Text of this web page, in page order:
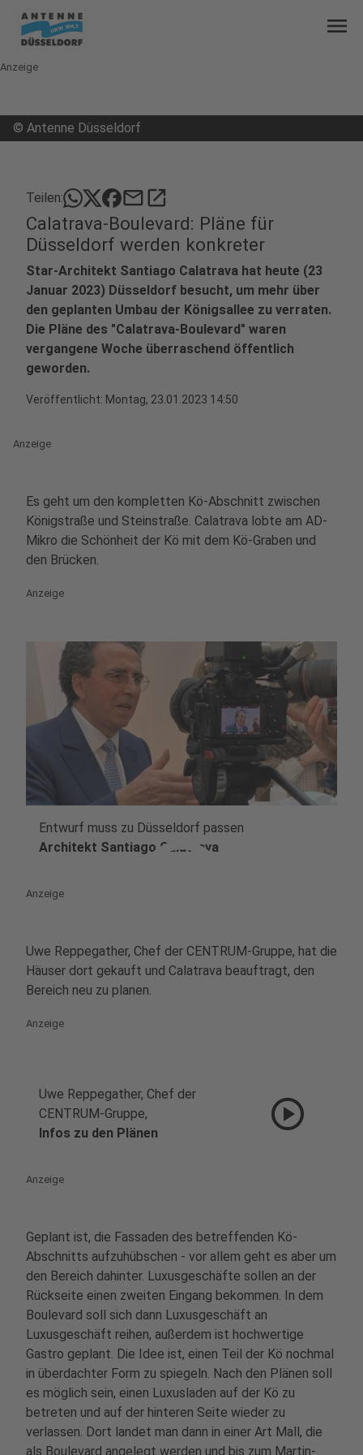
menu
Anzeige
© Antenne Düsseldorf
Teilen: mailopen_in_new
Calatrava-Boulevard: Pläne für
Düsseldorf werden konkreter
Star-Architekt Santiago Calatrava hat heute (23
Januar 2023) Düsseldorf besucht, um mehr über
den geplanten Umbau der Königsallee zu verraten.
Die Pläne des "Calatrava-Boulevard" waren
vergangene Woche überraschend öffentlich
geworden.
Veröffentlicht: Montag, 23.01.2023 14:50
Anzeige
Es geht um den kompletten Kö-Abschnitt zwischen
Königstraße und Steinstraße. Calatrava lobte am AD-
Mikro die Schönheit der Kö mit dem Kö-Graben und
den Brücken.
Anzeige
play_circle
Entwurf muss zu Düsseldorf passen
Architekt Santiago Calatrava
Anzeige
Uwe Reppegather, Chef der CENTRUM-Gruppe, hat die
Häuser dort gekauft und Calatrava beauftragt, den
Bereich neu zu planen.
Anzeige
Uwe Reppegather, Chef der
CENTRUM-Gruppe,
Infos zu den Plänen
play_circle
Anzeige
Geplant ist, die Fassaden des betreffenden Kö-
Abschnitts aufzuhübschen - vor allem geht es aber um
den Bereich dahinter. Luxusgeschäfte sollen an der
Rückseite einen zweiten Eingang bekommen. In dem
Boulevard soll sich dann Luxusgeschäft an
Luxusgeschäft reihen, außerdem ist hochwertige
Gastro geplant. Die Idee ist, einen Teil der Kö nochmal
in überdachter Form zu spiegeln. Nach den Plänen soll
es möglich sein, einen Luxusladen auf der Kö zu
betreten und auf der hinteren Seite wieder zu
verlassen. Dort landet man dann in einer Art Mall, die
als Boulevard angelegt werden und bis zum Martin-